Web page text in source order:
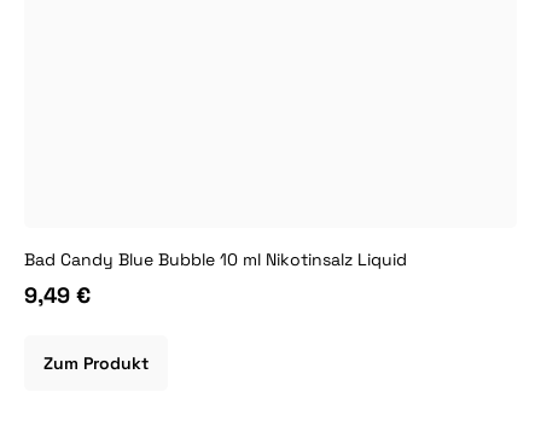
Bad Candy Blue Bubble 10 ml Nikotinsalz Liquid
9,49 €
Zum Produkt